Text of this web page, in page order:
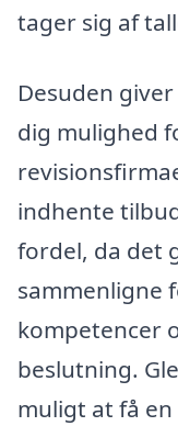
tager sig af
Desuden
dig mulighed
indhente
fordel, da det
sammenligne
kompetencer
beslutning.
muligt at få